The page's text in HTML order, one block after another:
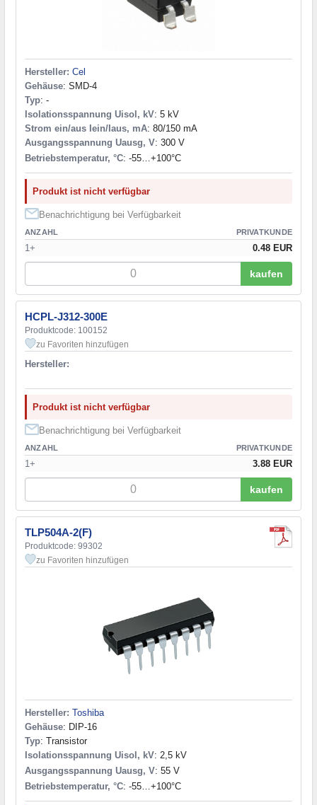
Hersteller: Cel
Gehäuse: SMD-4
Typ: -
Isolationsspannung Uisol, kV: 5 kV
Strom ein/aus Iein/Iaus, mA: 80/150 mA
Ausgangsspannung Uausg, V: 300 V
Betriebstemperatur, °C: -55…+100°С
Produkt ist nicht verfügbar
Benachrichtigung bei Verfügbarkeit
ANZAHL PRIVATKUNDE
1+ 0.48 EUR
kaufen
HCPL-J312-300E
Produktcode: 100152
zu Favoriten hinzufügen
Hersteller:
Produkt ist nicht verfügbar
Benachrichtigung bei Verfügbarkeit
ANZAHL PRIVATKUNDE
1+ 3.88 EUR
kaufen
TLP504A-2(F)
Produktcode: 99302
zu Favoriten hinzufügen
Hersteller: Toshiba
Gehäuse: DIP-16
Typ: Transistor
Isolationsspannung Uisol, kV: 2,5 kV
Ausgangsspannung Uausg, V: 55 V
Betriebstemperatur, °C: -55…+100°C